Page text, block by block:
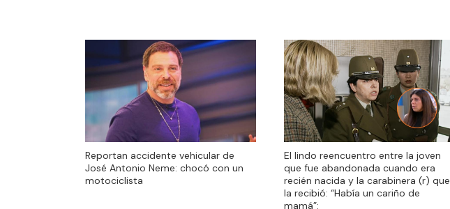
Reportan accidente vehicular de
José Antonio Neme: chocó con un
motociclista
que fue abandonada cuando era
recién nacida y la carabinera (r) que
la recibió: “Había un cariño de
mamá”:
El lindo reencuentro entre la joven
que fue abandonada cuando era
recién nacida y la carabinera (r) que
la recibió: “Había un cariño de
mamá”: